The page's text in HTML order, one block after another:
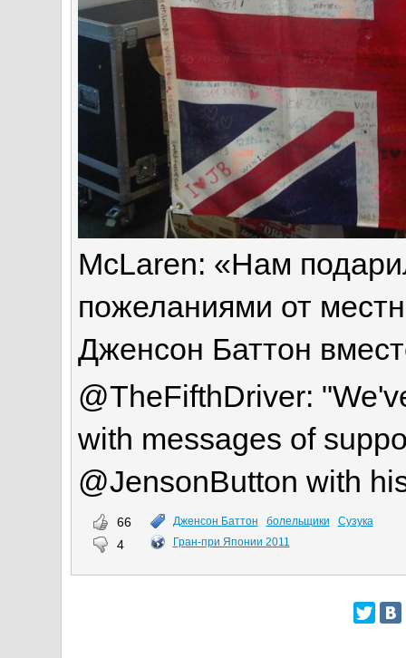
McLaren: «Нам
пожеланиями от
Дженсон Баттон
@TheFifthDriver:
with messages of
@JensonButton with
66
4
Дженсон Баттон болельщики
Сузука
Гран-при Японии 2011